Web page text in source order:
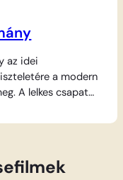
az idei
a modern
A lelkes csapat
ám hamar
nélküli sütés-főzés